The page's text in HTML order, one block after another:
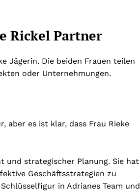
Rickel Partner
Jägerin. Die beiden Frauen teilen
oder Unternehmungen.
aber es ist klar, dass Frau Rieke
und strategischer Planung. Sie hat
Geschäftsstrategien zu
in Adrianes Team und